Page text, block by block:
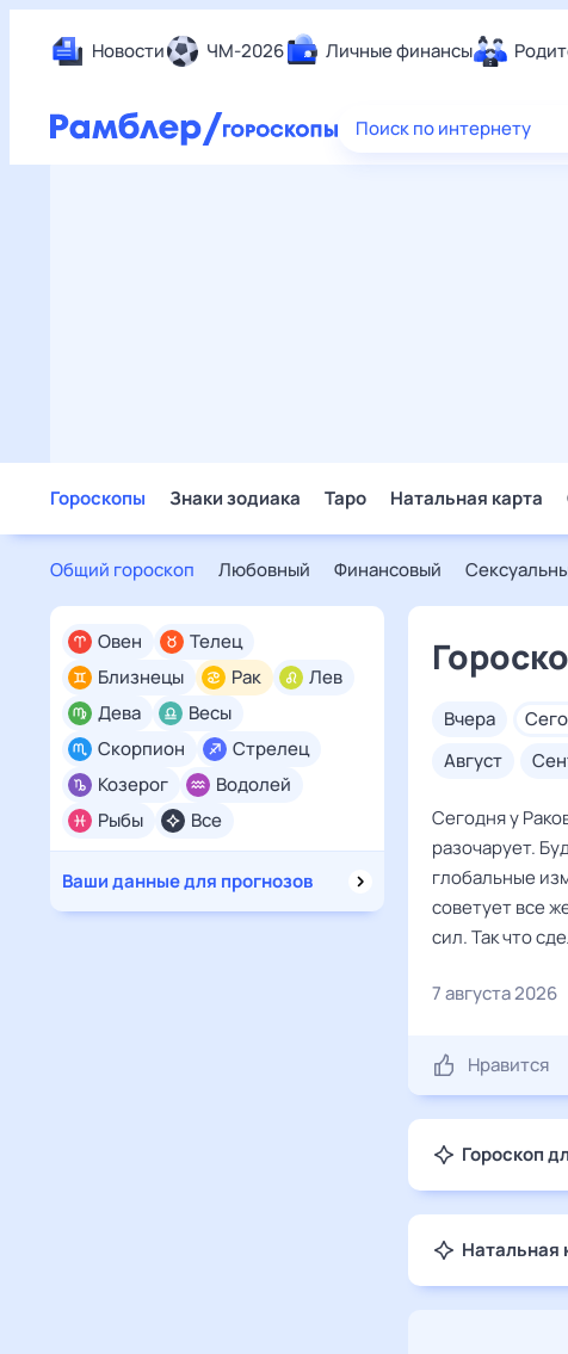
Новости ЧМ-2026 Личные финансы
Еда
Поиск по интернету
Гороскопы Знаки зодиака Таро Натальная карта
Общий гороскоп Любовный Финансовый
Все
Овен
Телец
Близнецы
Рак
Лев
Дева
Весы
Скорпион
Стрелец
Козерог
Водолей
Рыбы
Ваши данные для прогнозов
вчера
август
Сегодня у
разочарует.
глобальные
советует все
сил. Так что
7 августа 2026
Нравится
Гороскоп
Натальная